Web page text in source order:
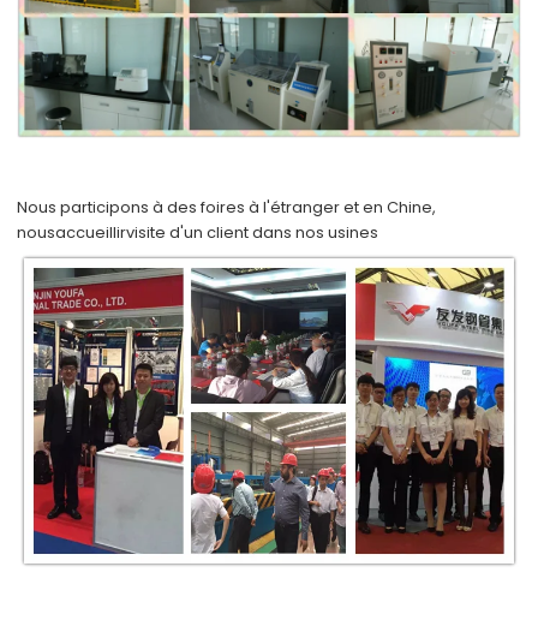
Nous participons à des foires à l'étranger et en Chine,
nousaccueillirvisite d'un client dans nos usines